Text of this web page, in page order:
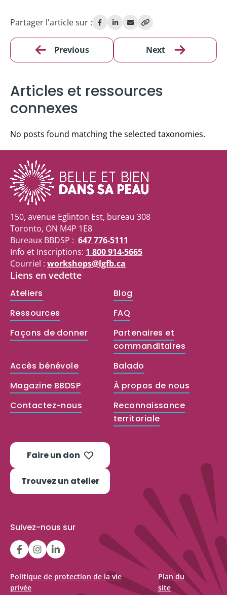
Partager l'article sur :
Previous Next
Articles et ressources
connexes
No posts found matching the selected taxonomies.
150, avenue Eglinton Est, bureau 308
Toronto, ON M4P 1E8
Bureaux BBDSP : 647 776-5111
Info et Inscriptions: 1 800 914-5665
Courriel : workshops@lgfb.ca
Liens en vedette
Ateliers
Blog
Ressources
FAQ
Façons de donner
Partenaires et
commanditaires
Accès bénévole
Balado
Magazine BBDSP
À propos de nous
Contactez-nous
Reconnaissance
territoriale
Faire un don
Trouvez un atelier
Suivez-nous sur
LGFBCanada
LGFBCanada
Belle
et
bien
Politique de protection de la vie
privée
Plan du
site